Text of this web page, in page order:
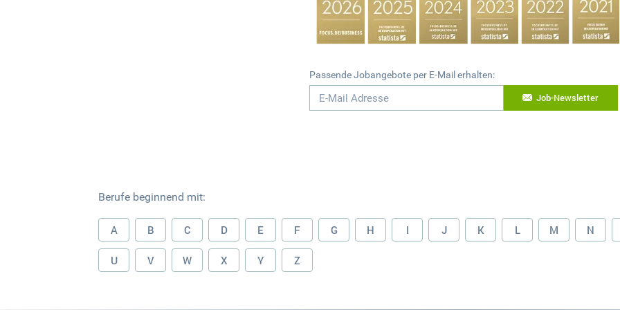
Passende Jobangebote per E-Mail erhalten:
Job-Newsletter
Berufe beginnend mit:
A B C D E F G H I J K L M N
U V W X Y Z